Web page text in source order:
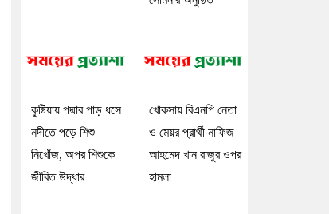
কুষ্টিয়ায় পদ্মার পাড় ধসে
নদীতে পড়ে শিশু
নিখোঁজ, অপর শিশুকে
জীবিত উদ্ধার
খোকসায় বিএনপি নেতা
ও মেয়র প্রার্থী নাফিজ
আহমেদ খান রাজুর ওপর
হামলা